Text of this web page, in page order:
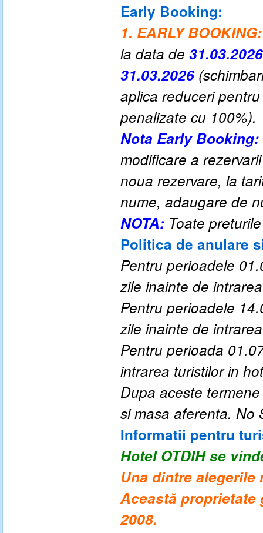
Early Booking:
1. EARLY BOOKING:
la data de 31.03.2026
31.03.2026
aplica reduceri
penalizate cu 100%).
Nota Early Booking:
modificare a
noua rezervare, la
nume, adaugare de
NOTA: Toate
Politica de anulare
Pentru perioadele
zile inainte de
Pentru perioadele
zile inainte de
Pentru perioada
intrarea turistilor in
Dupa aceste
si masa aferenta. No
Informatii pentru
Hotel OTDIH se
Una dintre alegerile
Această proprietate
2008.